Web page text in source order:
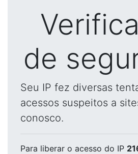
de
Seu IP fez diversas
acessos suspeitos a
conosco.
Para liberar o acesso do IP